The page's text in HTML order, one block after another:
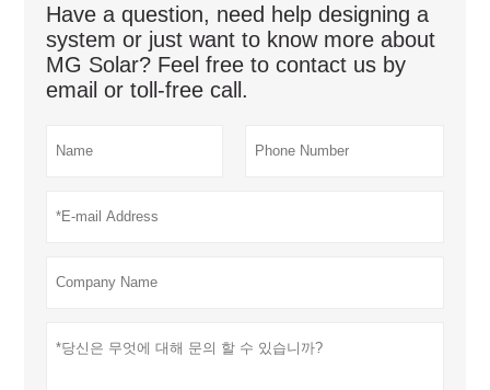
Have a question, need help designing a
system or just want to know more about
MG Solar? Feel free to contact us by
email or toll-free call.